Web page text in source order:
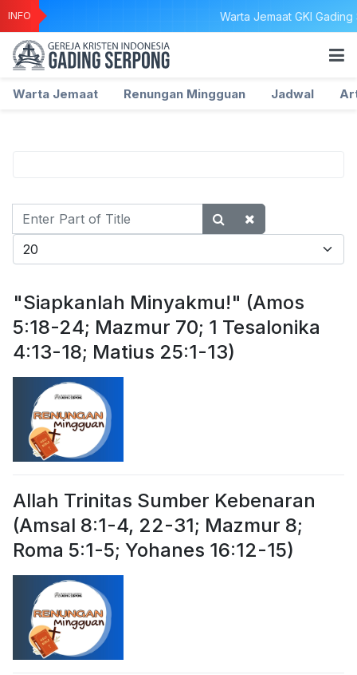
INFO Warta Jemaat GKI Gading
Warta Jemaat Renungan Mingguan Jadwal
Enter
Part
of
Display #
"Siapkanlah Minyakmu!" (Amos
5:18-24; Mazmur 70; 1 Tesalonika
4:13-18; Matius 25:1-13)
Allah Trinitas Sumber Kebenaran
(Amsal 8:1-4, 22-31; Mazmur 8;
Roma 5:1-5; Yohanes 16:12-15)